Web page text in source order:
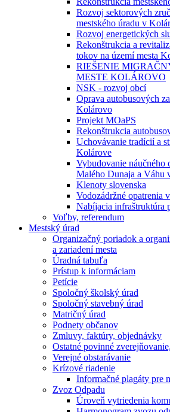
Rozvoj sektorových
mestského úradu v
Rozvoj energetických
Rekonštrukcia a
tokov na území mesta
RIEŠENIE
MESTE KOLÁROVO
NSK - rozvoj obcí
Oprava autobusových
Kolárovo
Projekt MOaPS
Rekonštrukcia
Uchovávanie tradícií a
Kolárove
Vybudovanie náučného
Malého Dunaja a Váhu
Klenoty slovenska
Vodozádržné opatrenia
Nabíjacia infraštruktúra
Voľby, referendum
Mestský úrad
Organizačný poriadok a
a zariadení mesta
Úradná tabuľa
Prístup k informáciam
Petície
Spoločný školský úrad
Spoločný stavebný úrad
Matričný úrad
Podnety občanov
Zmluvy, faktúry, objednávky
Ostatné povinné
Verejné obstarávanie
Krízové riadenie
Informačné plagáty pre
Zvoz Odpadu
Úroveň vytriedenia